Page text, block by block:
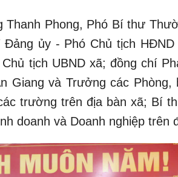
Phong, Phó Bí thư
ủy - Phó Chủ tịch
tịch UBND xã; đồng chí
Giang và Trưởng các
trường trên địa bàn xã; Bí
doanh và Doanh nghiệp trên